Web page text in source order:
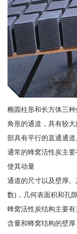
椭圆柱形和长方体三
角形的通道，具有较
部具有平行的直通通道
通常的蜂窝活性炭主
使其动量
通道的尺寸以及壁厚
数)，几何表面积和孔
蜂窝活性炭结构主要
含量和蜂窝结构的壁